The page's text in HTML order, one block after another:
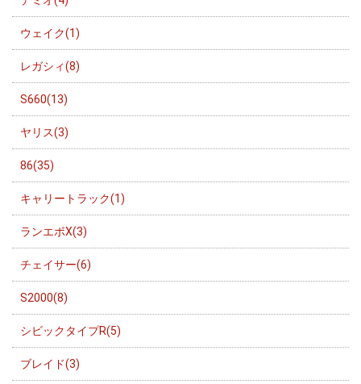
ウェイク(1)
レガシィ(8)
S660(13)
ヤリス(3)
86(35)
キャリートラック(1)
ランエボX(3)
チェイサー(6)
S2000(8)
シビックタイプR(5)
ブレイド(3)